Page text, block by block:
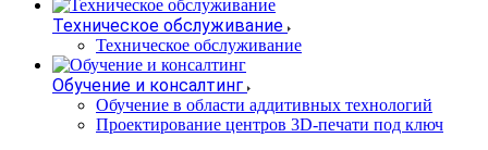
Техническое обслуживание
Техническое обслуживание
Обучение и консалтинг
Обучение в области аддитивных технологий
Проектирование центров 3D-печати под ключ